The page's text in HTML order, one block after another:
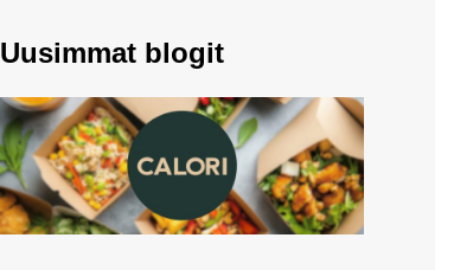
Uusimmat blogit